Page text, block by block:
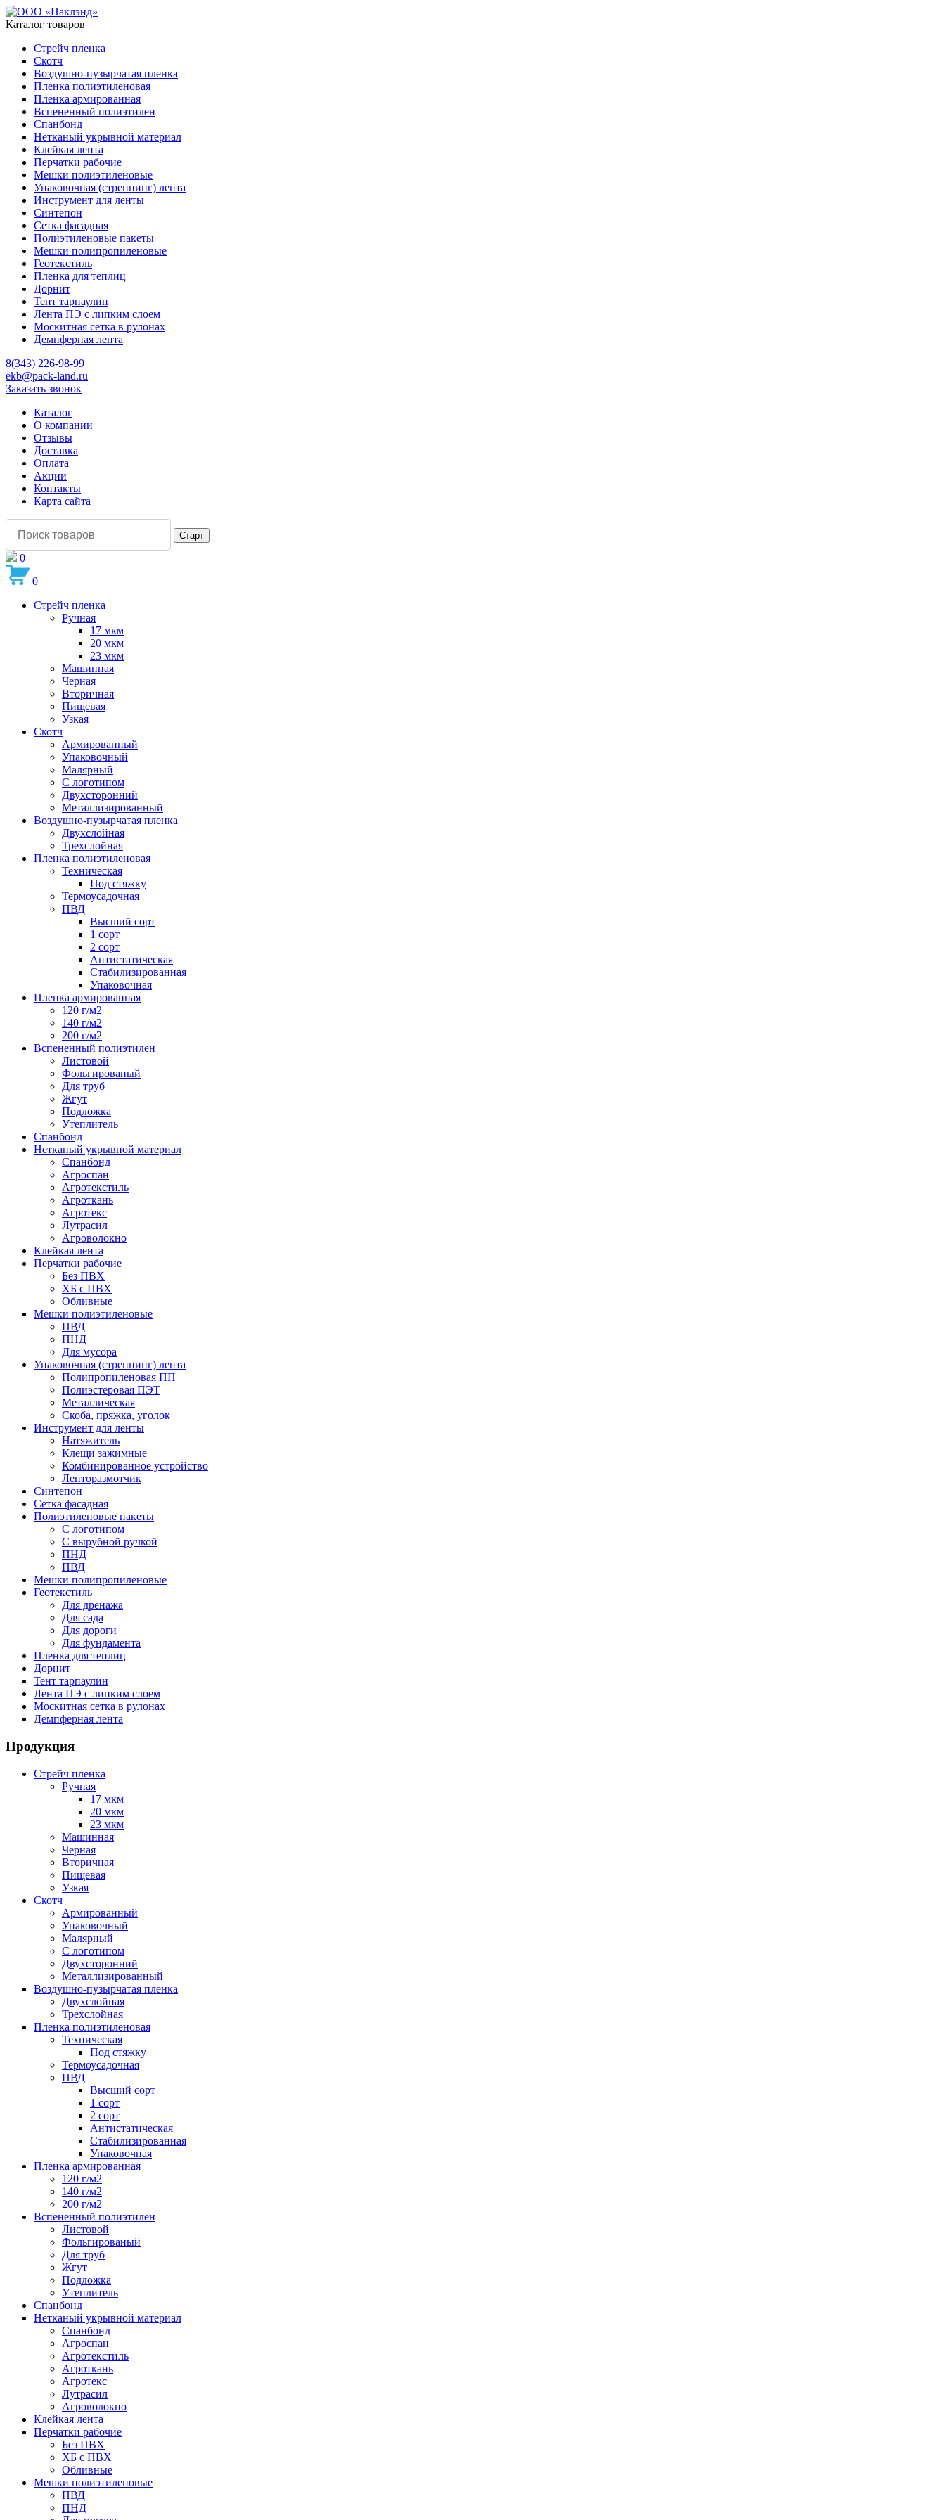
Каталог товаров
Стрейч пленка
Скотч
Воздушно-пузырчатая пленка
Пленка полиэтиленовая
Пленка армированная
Вспененный полиэтилен
Спанбонд
Нетканый укрывной материал
Клейкая лента
Перчатки рабочие
Мешки полиэтиленовые
Упаковочная (стреппинг) лента
Инструмент для ленты
Синтепон
Сетка фасадная
Полиэтиленовые пакеты
Мешки полипропиленовые
Геотекстиль
Пленка для теплиц
Дорнит
Тент тарпаулин
Лента ПЭ с липким слоем
Москитная сетка в рулонах
Демпферная лента
8(343) 226-98-99
ekb@pack-land.ru
Заказать звонок
Каталог
О компании
Отзывы
Доставка
Оплата
Акции
Контакты
Карта сайта
0
0
Стрейч пленка
Ручная
17 мкм
20 мкм
23 мкм
Машинная
Черная
Вторичная
Пищевая
Узкая
Скотч
Армированный
Упаковочный
Малярный
С логотипом
Двухсторонний
Металлизированный
Воздушно-пузырчатая пленка
Двухслойная
Трехслойная
Пленка полиэтиленовая
Техническая
Под стяжку
Термоусадочная
ПВД
Высший сорт
1 сорт
2 сорт
Антистатическая
Стабилизированная
Упаковочная
Пленка армированная
120 г/м2
140 г/м2
200 г/м2
Вспененный полиэтилен
Листовой
Фольгированый
Для труб
Жгут
Подложка
Утеплитель
Спанбонд
Нетканый укрывной материал
Спанбонд
Агроспан
Агротекстиль
Агроткань
Агротекс
Лутрасил
Агроволокно
Клейкая лента
Перчатки рабочие
Без ПВХ
ХБ с ПВХ
Обливные
Мешки полиэтиленовые
ПВД
ПНД
Для мусора
Упаковочная (стреппинг) лента
Полипропиленовая ПП
Полиэстеровая ПЭТ
Металлическая
Скоба, пряжка, уголок
Инструмент для ленты
Натяжитель
Клещи зажимные
Комбинированное устройство
Ленторазмотчик
Синтепон
Сетка фасадная
Полиэтиленовые пакеты
С логотипом
С вырубной ручкой
ПНД
ПВД
Мешки полипропиленовые
Геотекстиль
Для дренажа
Для сада
Для дороги
Для фундамента
Пленка для теплиц
Дорнит
Тент тарпаулин
Лента ПЭ с липким слоем
Москитная сетка в рулонах
Демпферная лента
Продукция
Стрейч пленка
Ручная
17 мкм
20 мкм
23 мкм
Машинная
Черная
Вторичная
Пищевая
Узкая
Скотч
Армированный
Упаковочный
Малярный
С логотипом
Двухсторонний
Металлизированный
Воздушно-пузырчатая пленка
Двухслойная
Трехслойная
Пленка полиэтиленовая
Техническая
Под стяжку
Термоусадочная
ПВД
Высший сорт
1 сорт
2 сорт
Антистатическая
Стабилизированная
Упаковочная
Пленка армированная
120 г/м2
140 г/м2
200 г/м2
Вспененный полиэтилен
Листовой
Фольгированый
Для труб
Жгут
Подложка
Утеплитель
Спанбонд
Нетканый укрывной материал
Спанбонд
Агроспан
Агротекстиль
Агроткань
Агротекс
Лутрасил
Агроволокно
Клейкая лента
Перчатки рабочие
Без ПВХ
ХБ с ПВХ
Обливные
Мешки полиэтиленовые
ПВД
ПНД